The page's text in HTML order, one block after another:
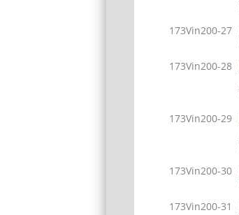
173Vin200-27
173Vin200-28
173Vin200-29
173Vin200-30
173Vin200-31